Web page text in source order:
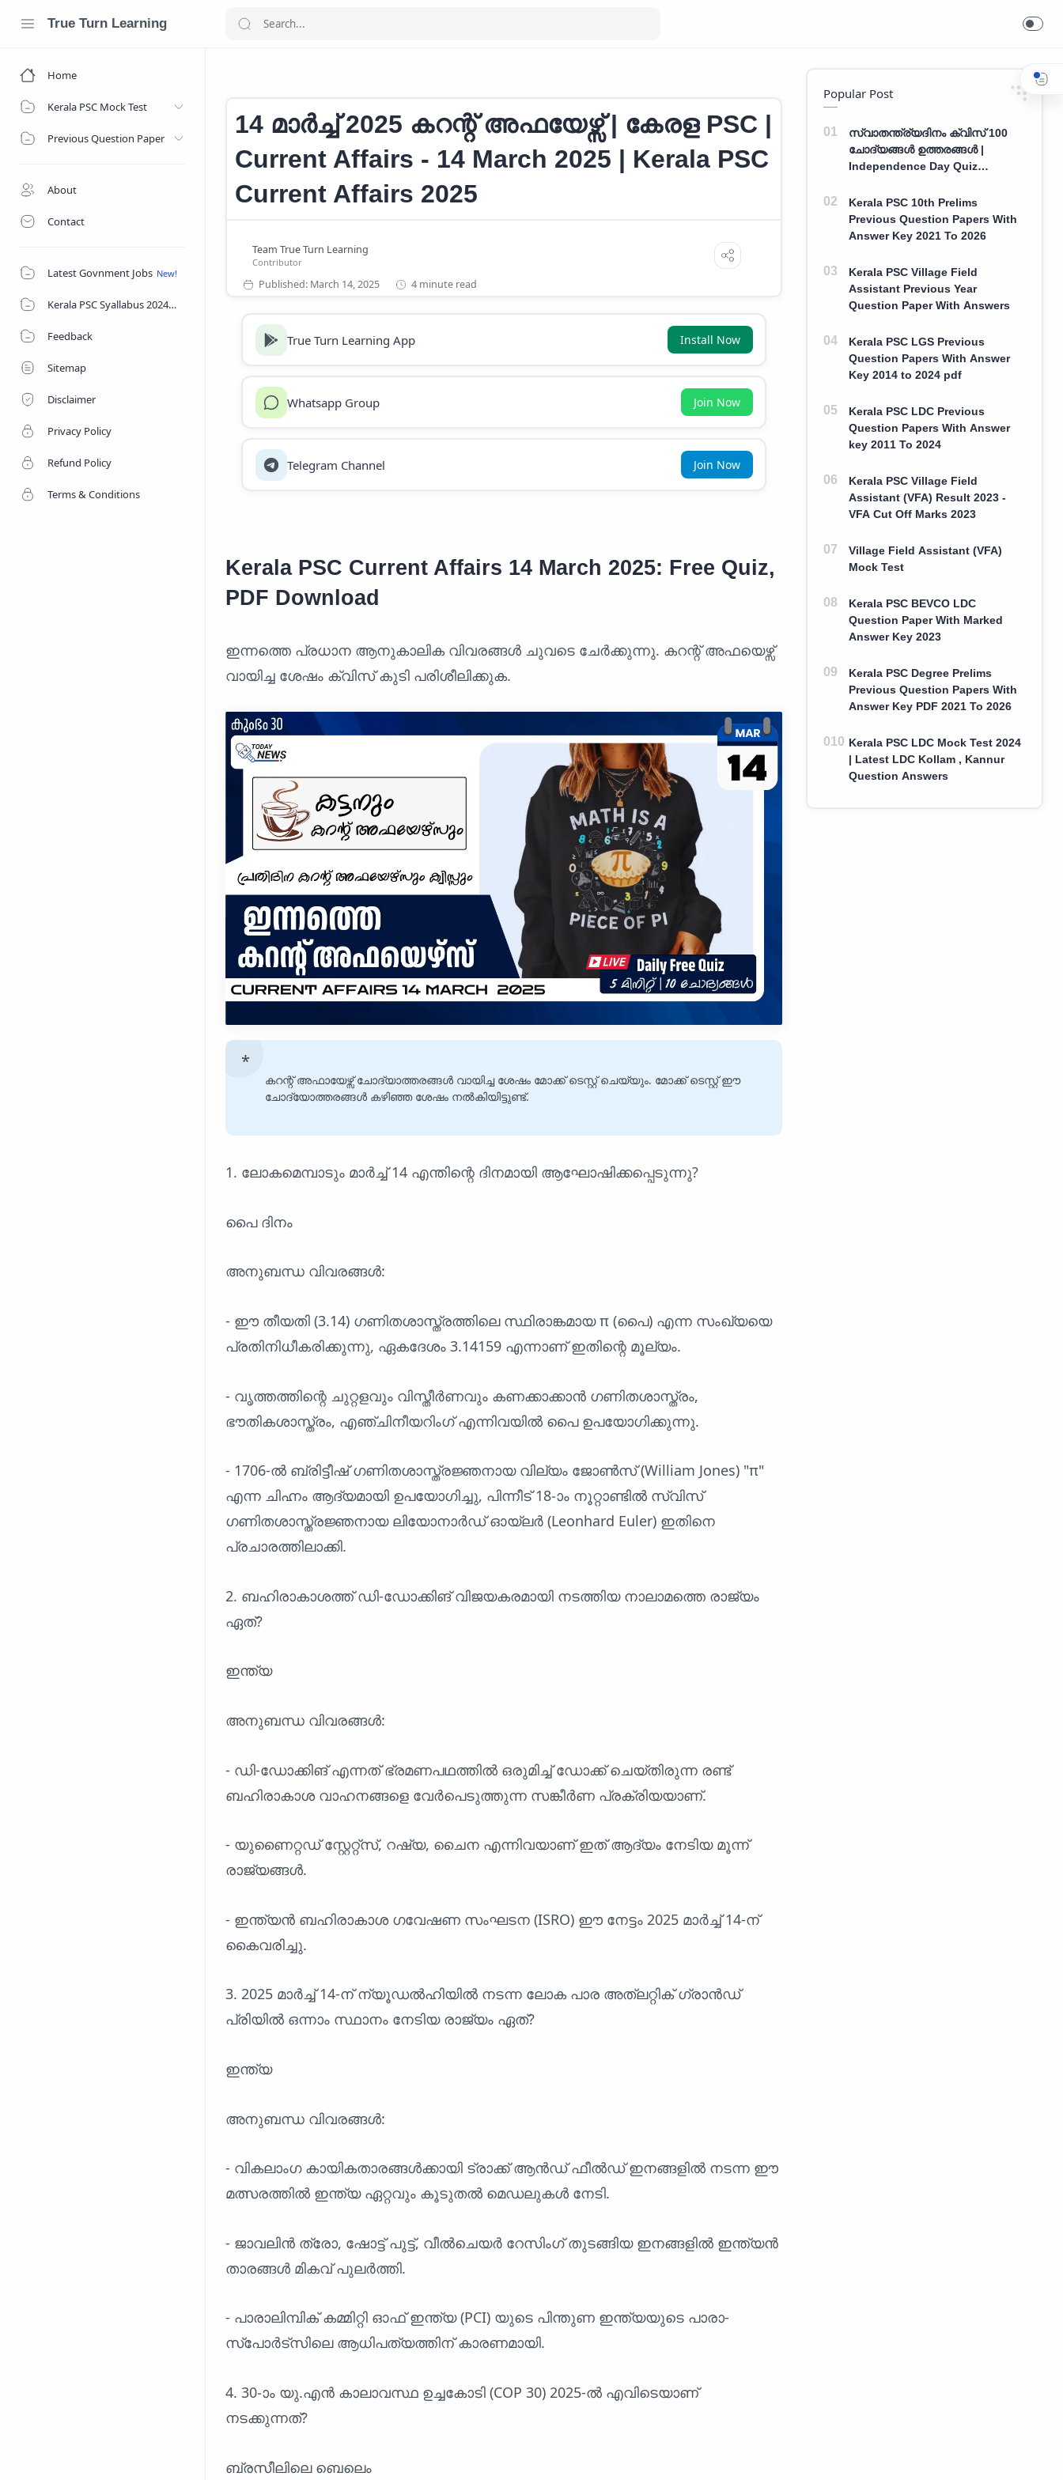
True Turn Learning
Home
Kerala PSC Mock Test
Previous Question Paper
About
Contact
Latest Govnment Jobs
Kerala PSC Syallabus 2024
Feedback
Sitemap
Disclaimer
Privacy Policy
Refund Policy
Terms & Conditions
14 മാർച്ച് 2025 കറന്റ് അഫയേഴ്സ് | കേരള PSC |
Current Affairs - 14 March 2025 | Kerala PSC
Current Affairs 2025
4 minute read
True Turn Learning App Install Now
Whatsapp Group Join Now
Telegram Channel Join Now
Kerala PSC Current Affairs 14 March 2025: Free Quiz,
PDF Download
ഇന്നത്തെ പ്രധാന ആനുകാലിക വിവരങ്ങൾ ചുവടെ ചേർക്കുന്നു. കറന്റ് അഫയെഴ്സ്
വായിച്ച ശേഷം ക്വിസ് കുടി പരിശീലിക്കുക.
കറന്റ് അഫായേഴ്സ് ചോദ്യാത്തരങ്ങൾ വായിച്ച ശേഷം മോക്ക് ടെസ്റ്റ് ചെയ്യും. മോക്ക് ടെസ്റ്റ് ഈ
ചോദ്യോത്തരങ്ങൾ കഴിഞ്ഞ ശേഷം നൽകിയിട്ടുണ്ട്.
1. ലോകമെമ്പാടും മാർച്ച് 14 എന്തിന്റെ ദിനമായി ആഘോഷിക്കപ്പെടുന്നു?
പൈ ദിനം
അനുബന്ധ വിവരങ്ങൾ:
- ഈ തീയതി (3.14) ഗണിതശാസ്ത്രത്തിലെ സ്ഥിരാങ്കമായ π (പൈ) എന്ന സംഖ്യയെ
പ്രതിനിധീകരിക്കുന്നു, ഏകദേശം 3.14159 എന്നാണ് ഇതിന്റെ മൂല്യം.
- വൃത്തത്തിന്റെ ചുറ്റളവും വിസ്തീർണവും കണക്കാക്കാൻ ഗണിതശാസ്ത്രം,
ഭൗതികശാസ്ത്രം, എഞ്ചിനീയറിംഗ് എന്നിവയിൽ പൈ ഉപയോഗിക്കുന്നു.
- 1706-ൽ ബ്രിട്ടീഷ് ഗണിതശാസ്ത്രജ്ഞനായ വില്യം ജോൺസ് (William Jones) "π"
എന്ന ചിഹ്നം ആദ്യമായി ഉപയോഗിച്ചു, പിന്നീട് 18-ാം നൂറ്റാണ്ടിൽ സ്വിസ്
ഗണിതശാസ്ത്രജ്ഞനായ ലിയോനാർഡ് ഓയ്‌ലർ (Leonhard Euler) ഇതിനെ
പ്രചാരത്തിലാക്കി.
2. ബഹിരാകാശത്ത് ഡി-ഡോക്കിങ് വിജയകരമായി നടത്തിയ നാലാമത്തെ രാജ്യം
ഏത്?
ഇന്ത്യ
അനുബന്ധ വിവരങ്ങൾ:
- ഡി-ഡോക്കിങ് എന്നത് ഭ്രമണപഥത്തിൽ ഒരുമിച്ച് ഡോക്ക് ചെയ്തിരുന്ന രണ്ട്
ബഹിരാകാശ വാഹനങ്ങളെ വേർപെടുത്തുന്ന സങ്കീർണ പ്രക്രിയയാണ്.
- യുണൈറ്റഡ് സ്റ്റേറ്റ്സ്, റഷ്യ, ചൈന എന്നിവയാണ് ഇത് ആദ്യം നേടിയ മൂന്ന്
രാജ്യങ്ങൾ.
- ഇന്ത്യൻ ബഹിരാകാശ ഗവേഷണ സംഘടന (ISRO) ഈ നേട്ടം 2025 മാർച്ച് 14-ന്
കൈവരിച്ചു.
3. 2025 മാർച്ച് 14-ന് ന്യൂഡൽഹിയിൽ നടന്ന ലോക പാര അത്‌ലറ്റിക് ഗ്രാൻഡ്
പ്രിയിൽ ഒന്നാം സ്ഥാനം നേടിയ രാജ്യം ഏത്?
ഇന്ത്യ
അനുബന്ധ വിവരങ്ങൾ:
- വികലാംഗ കായികതാരങ്ങൾക്കായി ട്രാക്ക് ആൻഡ് ഫീൽഡ് ഇനങ്ങളിൽ നടന്ന ഈ
മത്സരത്തിൽ ഇന്ത്യ ഏറ്റവും കൂടുതൽ മെഡലുകൾ നേടി.
- ജാവലിൻ ത്രോ, ഷോട്ട് പുട്ട്, വീൽചെയർ റേസിംഗ് തുടങ്ങിയ ഇനങ്ങളിൽ ഇന്ത്യൻ
താരങ്ങൾ മികവ് പുലർത്തി.
- പാരാലിമ്പിക് കമ്മിറ്റി ഓഫ് ഇന്ത്യ (PCI) യുടെ പിന്തുണ ഇന്ത്യയുടെ പാരാ-
സ്പോർട്സിലെ ആധിപത്യത്തിന് കാരണമായി.
4. 30-ാം യു.എൻ കാലാവസ്ഥ ഉച്ചകോടി (COP 30) 2025-ൽ എവിടെയാണ്
നടക്കുന്നത്?
ബ്രസീലിലെ ബെലെം
Popular Post
സ്വാതന്ത്ര്യദിനം ക്വിസ് 100
ചോദ്യങ്ങൾ ഉത്തരങ്ങൾ |
Independence Day Quiz
Answers
Kerala PSC 10th Prelims
Previous Question Papers With
Answer Key 2021 To 2026
Kerala PSC Village Field
Assistant Previous Year
Question Paper With Answers
Kerala PSC LGS Previous
Question Papers With Answer
Key 2014 to 2024 pdf
Kerala PSC LDC Previous
Question Papers With Answer
key 2011 To 2024
Kerala PSC Village Field
Assistant (VFA) Result 2023 -
VFA Cut Off Marks 2023
Village Field Assistant (VFA)
Mock Test
Kerala PSC BEVCO LDC
Question Paper With Marked
Answer Key 2023
Kerala PSC Degree Prelims
Previous Question Papers With
Answer Key PDF 2021 To 2026
Kerala PSC LDC Mock Test 2024
| Latest LDC Kollam , Kannur
Question Answers